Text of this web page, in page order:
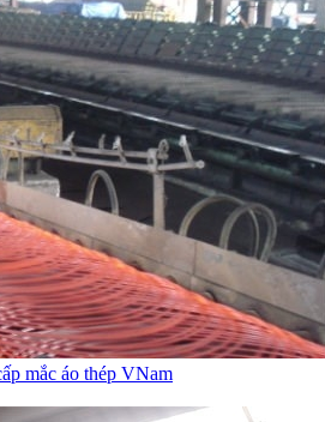
mắc áo thép VNam